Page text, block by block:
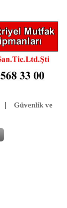
Güvenlik ve